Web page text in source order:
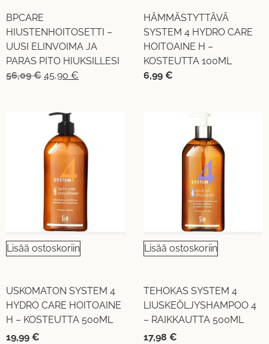
BPCARE
HIUSTENHOITOSETTI –
UUSI ELINVOIMA JA
PARAS PITO HIUKSILLESI
56,09€ 45,90 €
HÄMMÄSTYTTÄVÄ
SYSTEM 4 HYDRO CARE
HOITOAINE H –
KOSTEUTTA 100ML
6,99 €
Lisää ostoskoriin
USKOMATON SYSTEM 4
HYDRO CARE HOITOAINE
H – KOSTEUTTA 500ML
19,99 €
Lisää ostoskoriin
TEHOKAS SYSTEM 4
LIUSKEÖLJYSHAMPOO 4
– RAIKKAUTTA 500ML
17,98 €